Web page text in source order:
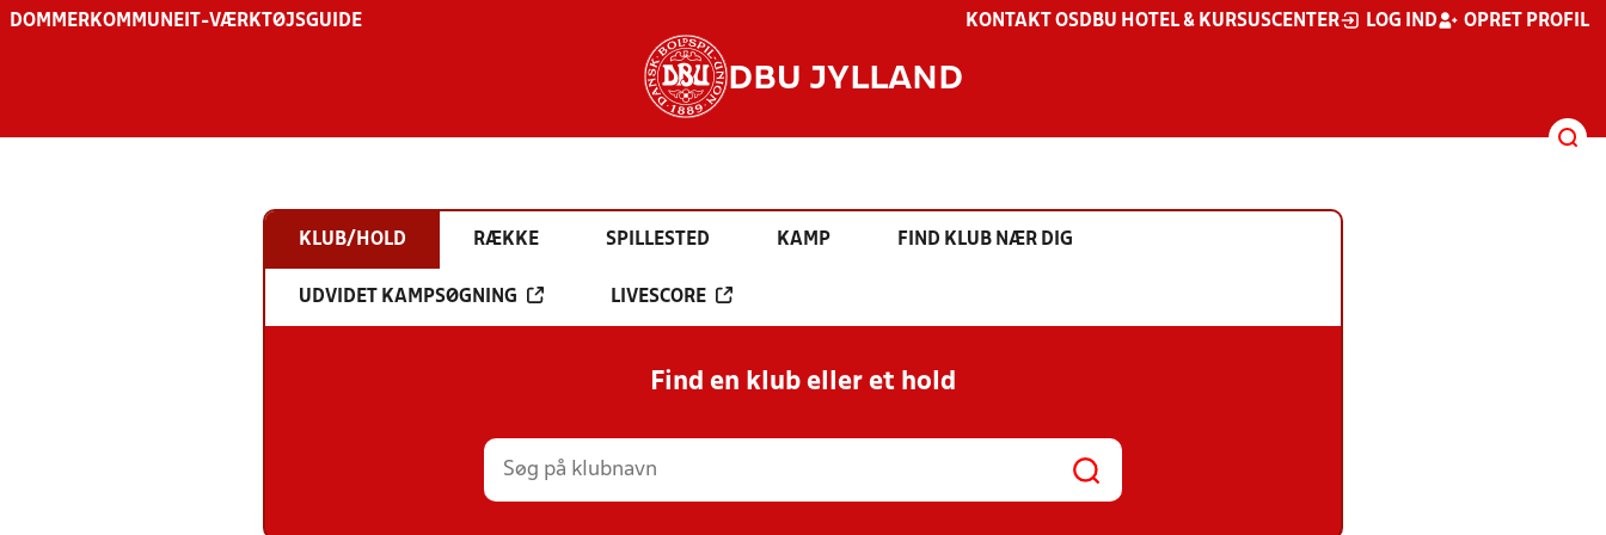
DOMMER KOMMUNE IT-VÆRKTØJSGUIDE KONTAKT OS DBU HOTEL & KURSUSCENTER LOG IND OPRET PROFIL
DBU JYLLAND
KLUB/HOLD RÆKKE SPILLESTED KAMP FIND KLUB NÆR DIG
UDVIDET KAMPSØGNING LIVESCORE
Find en klub eller et hold